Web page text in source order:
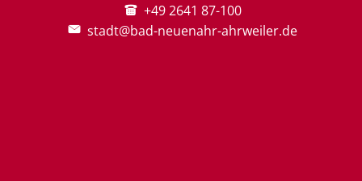
+49 2641 87-100
stadt@bad-neuenahr-ahrweiler.de